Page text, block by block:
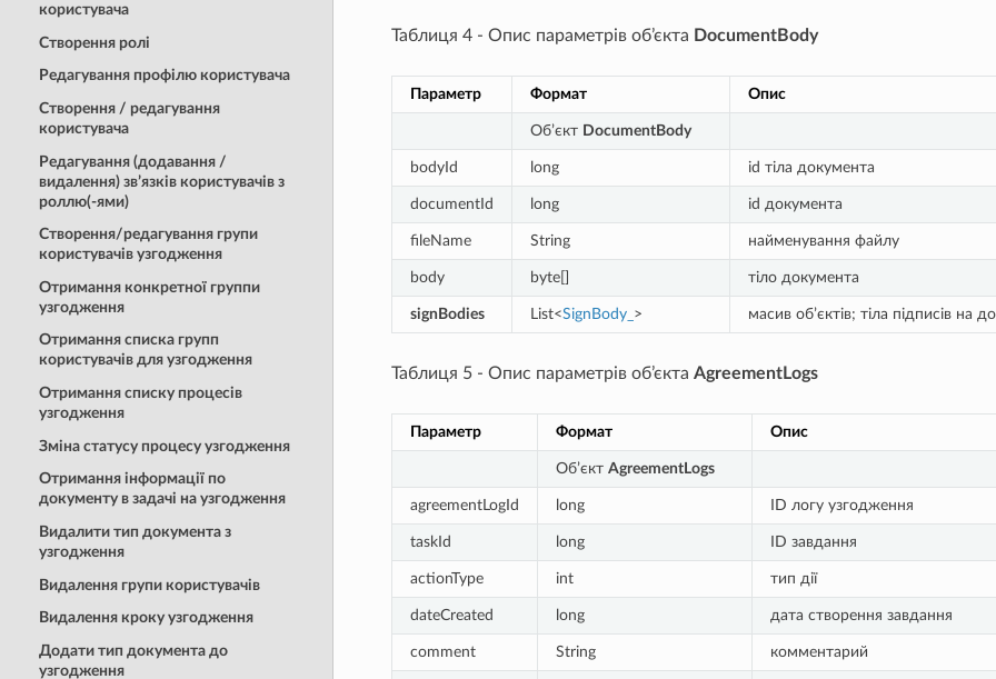
користувача
Створення ролі
Редагування профілю користувача
Створення / редагування
користувача
Редагування (додавання /
видалення) зв’язків користувачів з
роллю(-ями)
Створення/редагування групи
користувачів узгодження
Отримання конкретної группи
узгодження
Отримання списка групп
користувачів для узгодження
Отримання списку процесів
узгодження
Зміна статусу процесу узгодження
Отримання інформації по
документу в задачі на узгодження
Видалити тип документа з
узгодження
Видалення групи користувачів
Видалення кроку узгодження
Додати тип документа до
узгодження
Таблиця 4 - Опис параметрів об’єкта DocumentBody
Параметр Формат Опис
Об’єкт DocumentBody
bodyId long id тіла документа
documentId long id документа
fileName String найменування файлу
body byte[] тіло документа
signBodies List<SignBody_ > масив об’єктів; тіла підписів на
Таблиця 5 - Опис параметрів об’єкта AgreementLogs
Параметр Формат Опис
Об’єкт AgreementLogs
agreementLogId long ID логу узгодження
taskId long ID завдання
actionType int тип дії
dateCreated long дата створення завдання
comment String комментарий